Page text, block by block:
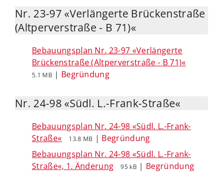
Nr. 23-97 «Verlängerte Brückenstraße
(Altperverstraße - B 71)«
Bebauungsplan Nr. 23-97 «Verlängerte
Brückenstraße (Altperverstraße - B 71)«
5.1 MB | Begründung
Nr. 24-98 «Südl. L.-Frank-Straße«
Bebauungsplan Nr. 24-98 «Südl. L.-Frank-
Straße«
13.8 MB | Begründung
Bebauungsplan Nr. 24-98 «Südl. L.-Frank-
Straße«, 1. Änderung
95 kB | Begründung